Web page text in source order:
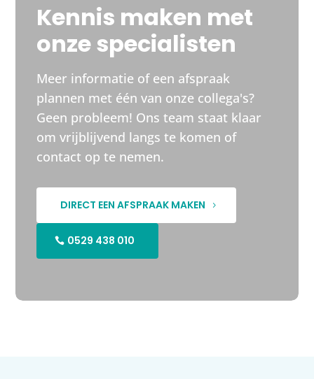
Kennis maken met
onze specialisten
Meer informatie of een afspraak
plannen met één van onze collega's?
Geen probleem! Ons team staat klaar
om vrijblijvend langs te komen of
contact op te nemen.
DIRECT EEN AFSPRAAK MAKEN
0529 438 010